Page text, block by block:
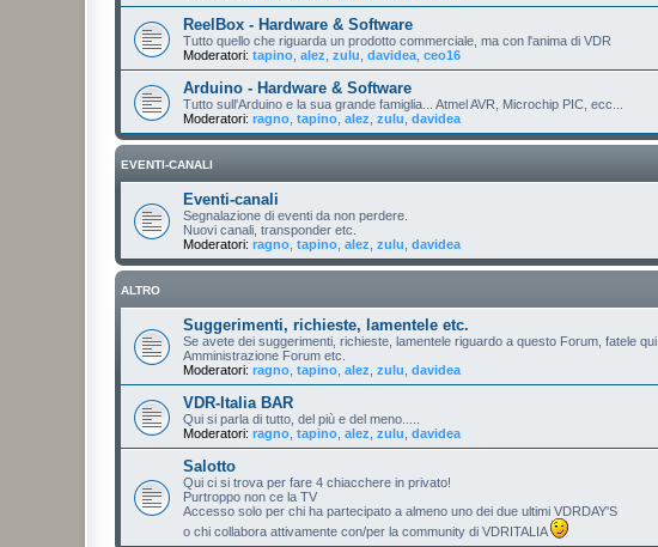
ReelBox - Hardware & Software
Tutto quello che riguarda un prodotto commerciale, ma con l'anima di VDR
Moderatori: tapino alez zulu davidea ceo16
Arduino - Hardware & Software
Tutto sull'Arduino e la sua grande famiglia... Atmel AVR, Microchip PIC, ecc...
Moderatori: ragno tapino alez zulu davidea
EVENTI-CANALI
Eventi-canali
Segnalazione di eventi da non perdere.
Nuovi canali, transponder etc.
Moderatori: ragno tapino alez zulu davidea
ALTRO
Suggerimenti, richieste, lamentele etc.
Se avete dei suggerimenti, richieste, lamentele riguardo a questo Forum, fatele qui.
Amministrazione Forum etc.
Moderatori: ragno tapino alez zulu davidea
VDR-Italia BAR
Qui si parla di tutto, del più e del meno.....
Moderatori: ragno tapino alez zulu davidea
Salotto
Qui ci si trova per fare 4 chiacchere in privato!
Purtroppo non ce la TV
Accesso solo per chi ha partecipato a almeno uno dei due ultimi VDRDAY'S
o chi collabora attivamente con/per la community di VDRITALIA